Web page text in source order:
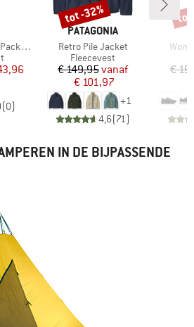
prijs
(0)
MERK
PATAGONIA
Artikel
Retro Pile Jacket
Productgroep
Fleecevest
Prijs
€ 149,95Verlaagde prijs
vanaf
€ 101,97
+1
4,6(71)
Korting
tot -32%
Artikel
€
tot
IN DE BIJPASSENDE